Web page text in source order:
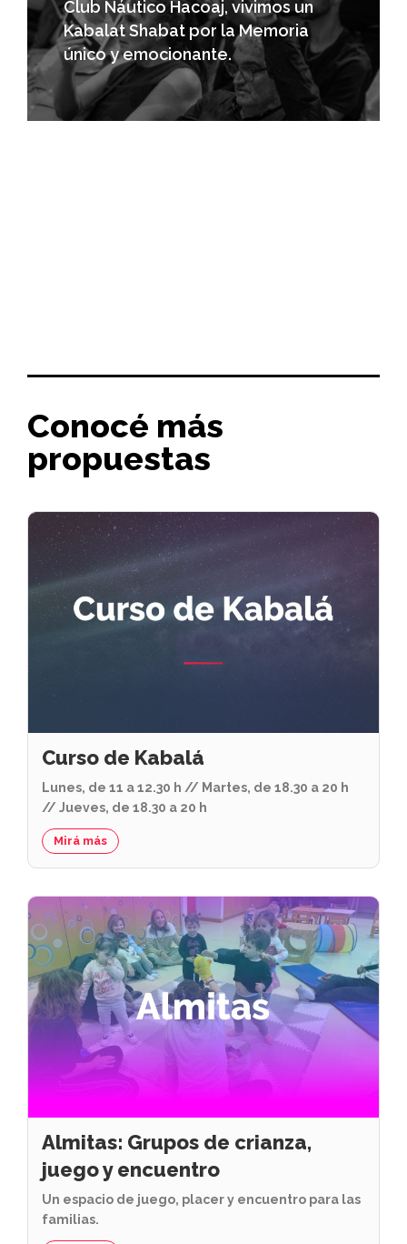
Club Náutico Hacoaj, vivimos un
Kabalat Shabat por la Memoria
único y emocionante.
Conocé más
propuestas
Curso de Kabalá
Lunes, de 11 a 12.30 h // Martes, de 18.30 a 20 h
// Jueves, de 18.30 a 20 h
Mirá más
Almitas: Grupos de crianza,
juego y encuentro
Un espacio de juego, placer y encuentro para las
familias.